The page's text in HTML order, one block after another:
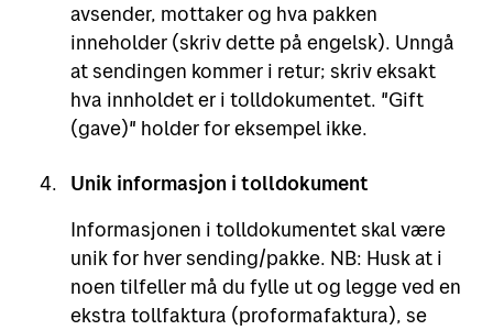
avsender, mottaker og hva pakken
inneholder (skriv dette på engelsk). Unngå
at sendingen kommer i retur; skriv eksakt
hva innholdet er i tolldokumentet. "Gift
(gave)" holder for eksempel ikke.
Unik informasjon i tolldokument
Informasjonen i tolldokumentet skal være
unik for hver sending/pakke. NB: Husk at i
noen tilfeller må du fylle ut og legge ved en
ekstra tollfaktura (proformafaktura), se